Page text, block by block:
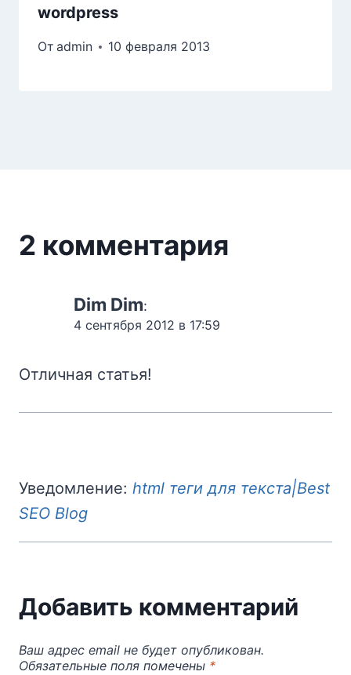
wordpress
От admin 10 февраля 2013
2 комментария
Dim Dim:
4 сентября 2012 в 17:59
Отличная статья!
Уведомление: html теги для текста|Best
SEO Blog
Добавить комментарий
Ваш адрес email не будет опубликован.
Обязательные поля помечены *